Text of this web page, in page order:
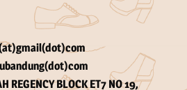
REGENCY BLOCK ET7 NO 19,